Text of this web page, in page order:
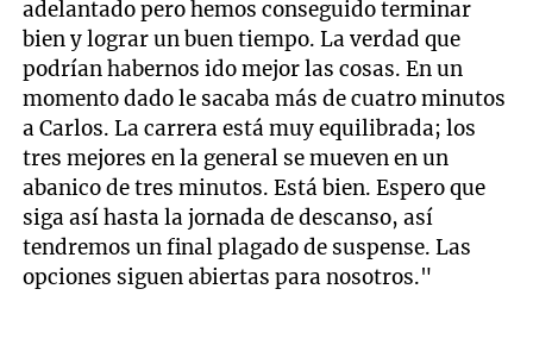
adelantado pero hemos conseguido terminar
bien y lograr un buen tiempo. La verdad que
podrían habernos ido mejor las cosas. En un
momento dado le sacaba más de cuatro minutos
a Carlos. La carrera está muy equilibrada; los
tres mejores en la general se mueven en un
abanico de tres minutos. Está bien. Espero que
siga así hasta la jornada de descanso, así
tendremos un final plagado de suspense. Las
opciones siguen abiertas para nosotros."